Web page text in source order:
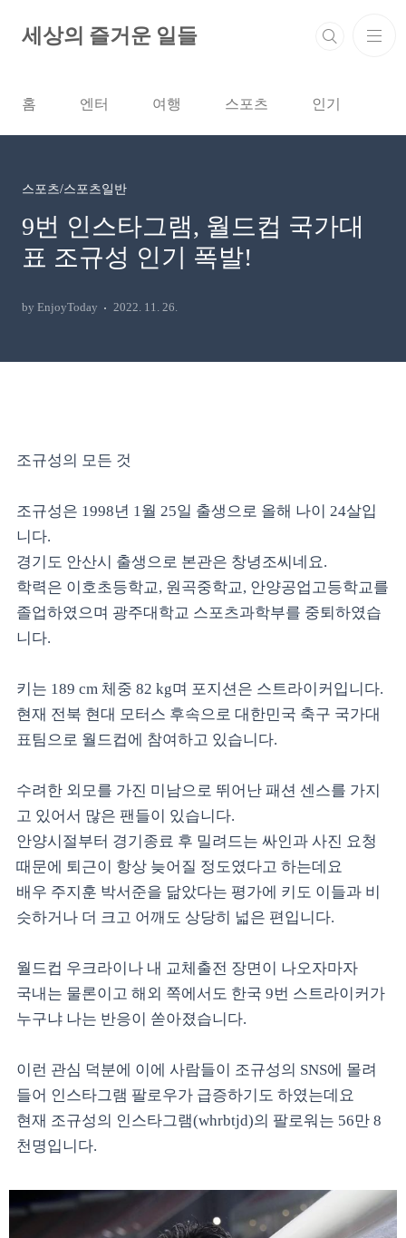
세상의 즐거운 일들
홈 엔터 여행 스포츠 인기
스포츠/스포츠일반
9번 인스타그램, 월드컵 국가대
표 조규성 인기 폭발!
by EnjoyToday 2022. 11. 26.
조규성의 모든 것
조규성은 1998년 1월 25일 출생으로 올해 나이 24살입
니다.
경기도 안산시 출생으로 본관은 창녕조씨네요.
학력은 이호초등학교, 원곡중학교, 안양공업고등학교를
졸업하였으며 광주대학교 스포츠과학부를 중퇴하였습
니다.
키는 189 cm 체중 82 kg며 포지션은 스트라이커입니다.
현재 전북 현대 모터스 후속으로 대한민국 축구 국가대
표팀으로 월드컵에 참여하고 있습니다.
수려한 외모를 가진 미남으로 뛰어난 패션 센스를 가지
고 있어서 많은 팬들이 있습니다.
안양시절부터 경기종료 후 밀려드는 싸인과 사진 요청
때문에 퇴근이 항상 늦어질 정도였다고 하는데요
배우 주지훈 박서준을 닮았다는 평가에 키도 이들과 비
슷하거나 더 크고 어깨도 상당히 넓은 편입니다.
월드컵 우크라이나 내 교체출전 장면이 나오자마자
국내는 물론이고 해외 쪽에서도 한국 9번 스트라이커가
누구냐 나는 반응이 쏟아졌습니다.
이런 관심 덕분에 이에 사람들이 조규성의 SNS에 몰려
들어 인스타그램 팔로우가 급증하기도 하였는데요
현재 조규성의 인스타그램(whrbtjd)의 팔로워는 56만 8
천명입니다.